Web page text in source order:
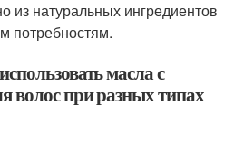
из натуральных ингредиентов
потребностям.
масла с
волос при разных типах